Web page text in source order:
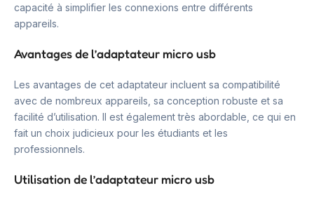
capacité à simplifier les connexions entre différents
appareils.
Avantages de l’adaptateur micro usb
Les avantages de cet adaptateur incluent sa compatibilité
avec de nombreux appareils, sa conception robuste et sa
facilité d’utilisation. Il est également très abordable, ce qui en
fait un choix judicieux pour les étudiants et les
professionnels.
Utilisation de l’adaptateur micro usb